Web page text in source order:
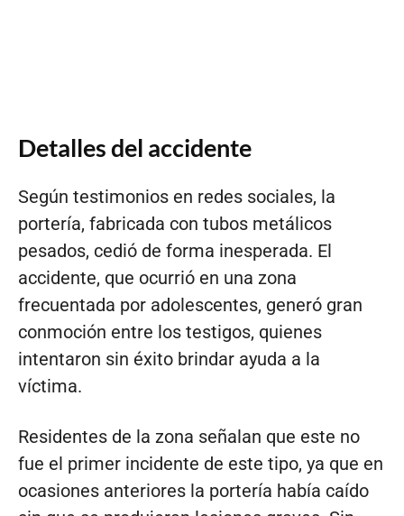
Detalles del accidente
Según testimonios en redes sociales, la
portería, fabricada con tubos metálicos
pesados, cedió de forma inesperada. El
accidente, que ocurrió en una zona
frecuentada por adolescentes, generó gran
conmoción entre los testigos, quienes
intentaron sin éxito brindar ayuda a la
víctima.
Residentes de la zona señalan que este no
fue el primer incidente de este tipo, ya que en
ocasiones anteriores la portería había caído